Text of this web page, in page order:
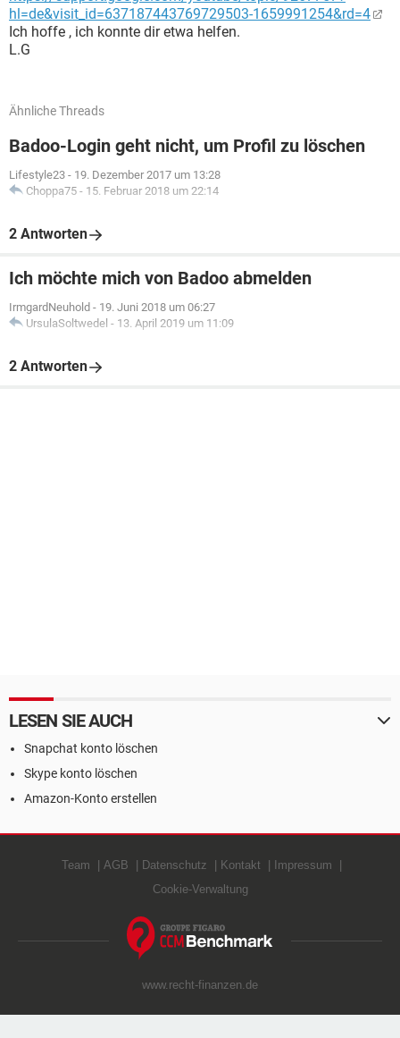
hl=de&visit_id=637187443769729503-1659991254&rd=4
Ich hoffe , ich konnte dir etwa helfen.
L.G
Ähnliche Threads
Badoo-Login geht nicht, um Profil zu löschen
Lifestyle23 - 19. Dezember 2017 um 13:28
Choppa75 - 15. Februar 2018 um 22:14
2 Antworten
Ich möchte mich von Badoo abmelden
IrmgardNeuhold - 19. Juni 2018 um 06:27
UrsulaSoltwedel - 13. April 2019 um 11:09
2 Antworten
LESEN SIE AUCH
Snapchat konto löschen
Skype konto löschen
Amazon-Konto erstellen
Team AGB Datenschutz Kontakt
Impressum
Cookie-Verwaltung
www.recht-finanzen.de